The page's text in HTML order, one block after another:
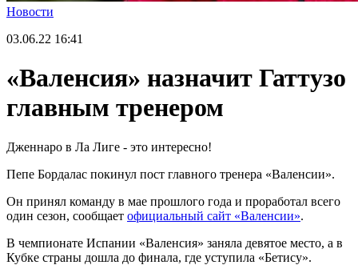
Новости
03.06.22 16:41
«Валенсия» назначит Гаттузо
главным тренером
Дженнаро в Ла Лиге - это интересно!
Пепе Бордалас покинул пост главного тренера «Валенсии».
Он принял команду в мае прошлого года и проработал всего
один сезон, сообщает официальный сайт «Валенсии».
В чемпионате Испании «Валенсия» заняла девятое место, а в
Кубке страны дошла до финала, где уступила «Бетису».